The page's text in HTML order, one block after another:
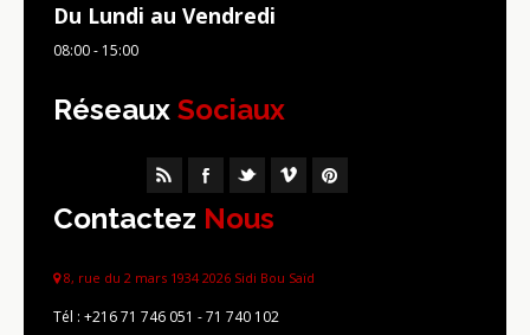
Du Lundi au Vendredi
08:00 - 15:00
Réseaux Sociaux
Contactez Nous
8, rue du 2 mars 1934 2026 Sidi Bou Saïd
Tél : +216 71 746 051 - 71 740 102